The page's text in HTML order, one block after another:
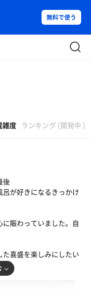
無料で使う
雑度 ランキング (開発中 )
後
が好きになるきっかけ
賑わっていました。自
喜盛を楽しみにしたい